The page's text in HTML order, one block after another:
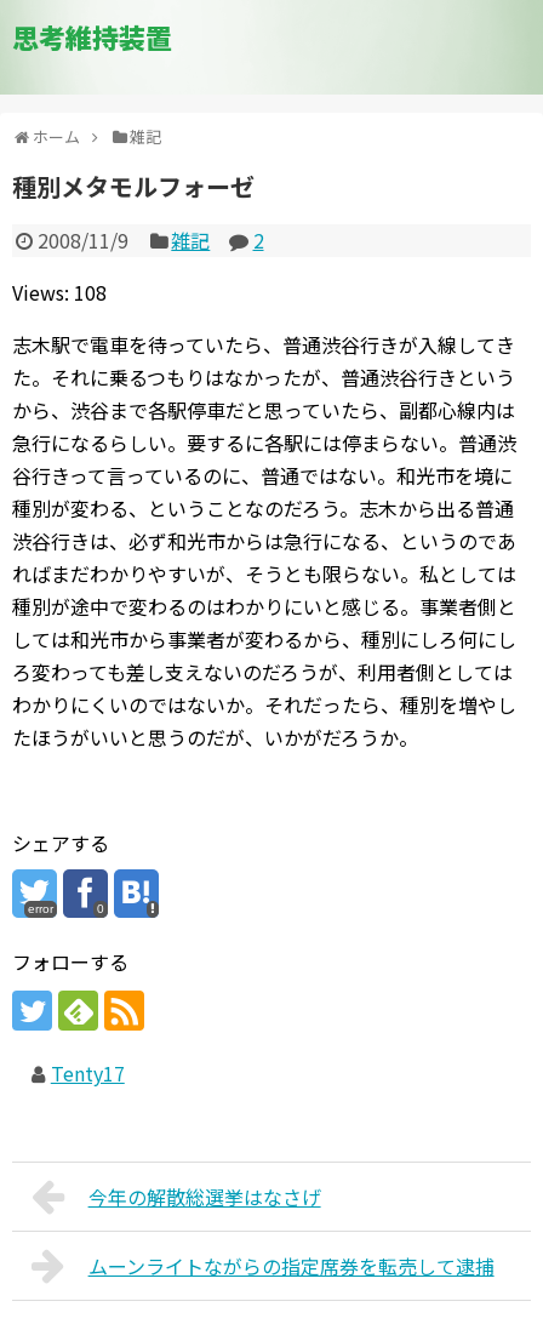
思考維持装置
ホーム 雑記
種別メタモルフォーゼ
2008/11/9 雑記
2
Views: 108
志木駅で電車を待っていたら、普通渋谷行きが入線してき
た。それに乗るつもりはなかったが、普通渋谷行きという
から、渋谷まで各駅停車だと思っていたら、副都心線内は
急行になるらしい。要するに各駅には停まらない。普通渋
谷行きって言っているのに、普通ではない。和光市を境に
種別が変わる、ということなのだろう。志木から出る普通
渋谷行きは、必ず和光市からは急行になる、というのであ
ればまだわかりやすいが、そうとも限らない。私としては
種別が途中で変わるのはわかりにいと感じる。事業者側と
しては和光市から事業者が変わるから、種別にしろ何にし
ろ変わっても差し支えないのだろうが、利用者側としては
わかりにくいのではないか。それだったら、種別を増やし
たほうがいいと思うのだが、いかがだろうか。
シェアする
error 0
フォローする
Tenty17
今年の解散総選挙はなさげ
ムーンライトながらの指定席券を転売して逮捕